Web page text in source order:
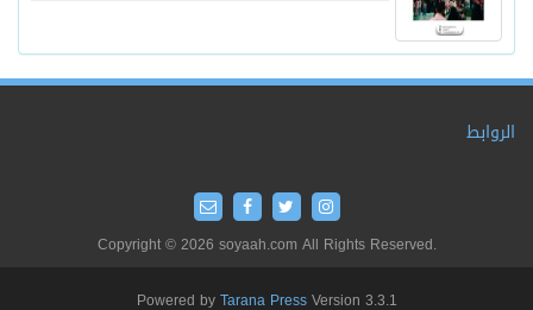
الروابط
Copyright © 2026 soyaah.com All Rights Reserved.
Powered byTarana PressVersion 3.3.1